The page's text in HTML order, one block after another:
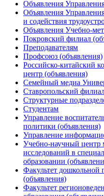
Объявления
Объявления
и содействия
Объявления Учебно-
Покровский филиал
Преподавателям
Профсоюз (объявления)
Российско-китайский
центр (объявления)
Семейный медиа
Ставропольский
Структурные
Студентам
Управление
политики (объявления)
Управление
Учебно-научный
исследований в
образовании
Факультет дошкольной
(объявления)
Факультет